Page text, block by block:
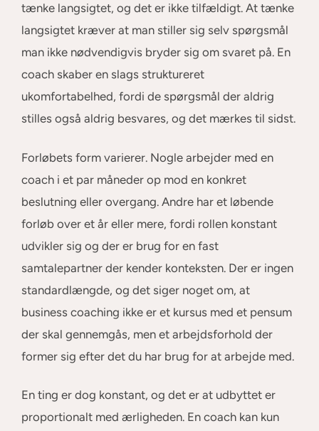
tænke langsigtet, og det er ikke tilfældigt. At tænke
langsigtet kræver at man stiller sig selv spørgsmål
man ikke nødvendigvis bryder sig om svaret på. En
coach skaber en slags struktureret
ukomfortabelhed, fordi de spørgsmål der aldrig
stilles også aldrig besvares, og det mærkes til sidst.
Forløbets form varierer. Nogle arbejder med en
coach i et par måneder op mod en konkret
beslutning eller overgang. Andre har et løbende
forløb over et år eller mere, fordi rollen konstant
udvikler sig og der er brug for en fast
samtalepartner der kender konteksten. Der er ingen
standardlængde, og det siger noget om, at
business coaching ikke er et kursus med et pensum
der skal gennemgås, men et arbejdsforhold der
former sig efter det du har brug for at arbejde med.
En ting er dog konstant, og det er at udbyttet er
proportionalt med ærligheden. En coach kan kun